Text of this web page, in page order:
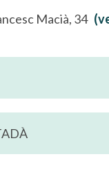
Macià, 34